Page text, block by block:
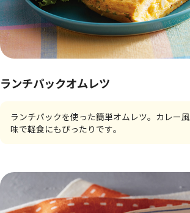
ランチパックオムレツ
ランチパックを使った簡単オムレツ。カレー風
味で軽食にもぴったりです。